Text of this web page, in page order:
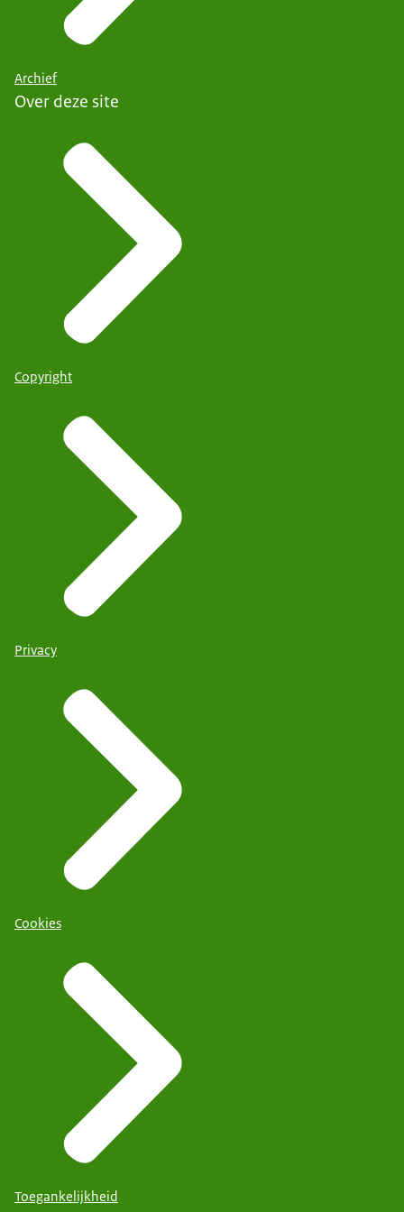
Archief
Over deze site
Copyright
Privacy
Cookies
Toegankelijkheid